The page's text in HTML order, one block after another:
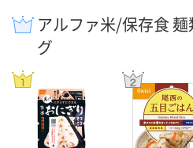
アルファ米/保存食
グ